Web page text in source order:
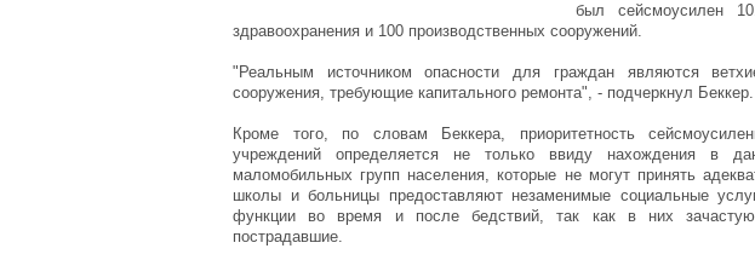
был сейсмоусилен
здравоохранения и 100 производственных сооружений.
"Реальным источником опасности для граждан являются
сооружения, требующие капитального ремонта", - подчеркнул Беккер.
Кроме того, по словам Беккера, приоритетность
учреждений определяется не только ввиду нахождения в
маломобильных групп населения, которые не могут принять
школы и больницы предоставляют незаменимые социальные
функции во время и после бедствий, так как в них
пострадавшие.